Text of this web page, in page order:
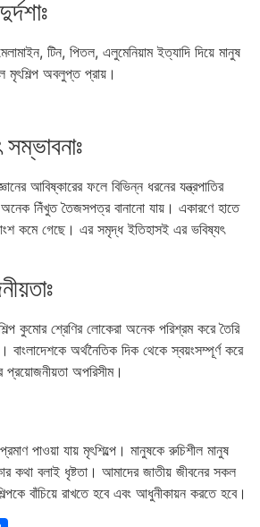
টিন, পিতল, এলুমেনিয়াম ইত্যাদি দিয়ে মানুষ
অবলুপ্ত প্রায়।
সম্ভাবনাঃ
আবিষ্কারের ফলে বিভিন্ন ধরনের যন্ত্রপাতির
নিঁখুত তৈজসপত্র বানানো যায়। একারণে হাতে
কমে গেছে। এর সমৃদ্ধ ইতিহাসই এর ভবিষ্যৎ
কুমোর শ্রেণির লোকেরা অনেক পরিশ্রম করে তৈরি
অর্থনৈতিক দিক থেকে স্বয়ংসম্পূর্ণ করে
প্রয়োজনীয়তা অপরিসীম।
প্রমাণ পাওয়া যায় মৃৎশিল্পে। মানুষকে রুচিশীল মানুষ
কথা বলাই ধৃষ্টতা। আমাদের জাতীয় জীবনের সকল
বাঁচিয়ে রাখতে হবে এবং আধুনীকায়ন করতে হবে।